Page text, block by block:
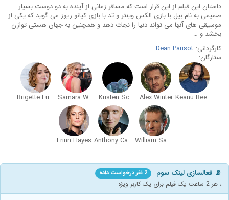
داستان این فیلم از این قرار است که مسافر زمانی از آینده به دو دوست بسیار
صمیمی به نام بیل با بازی الکس وینتر و تد با بازی کیانو ریوز می گوید که یکی از
موسیقی های آنها می تواند دنیا را نجات دهد و همچنین به جهان هستی توازن
بخشد و …
کارگردانی: Dean Parisot
ستارگان:
Keanu Reeves
Alex Winter
Kristen Schaal
Samara Weaving
Brigette Lundy-Paine
William Sadler
Anthony Carrigan
Erinn Hayes
📡 فعالسازی لینک سوم 2 نفر درخواست داده
، هر 2 ساعت یک فیلم برای یک کاربر ویژه